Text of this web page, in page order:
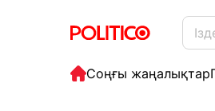
Соңғы жаңалықтар